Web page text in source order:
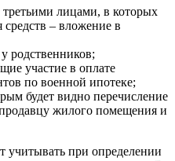
третьими лицами, в которых
средств – вложение в
родственников;
участие в оплате
по военной ипотеке;
будет видно перечисление
продавцу жилого помещения и
учитывать при определении